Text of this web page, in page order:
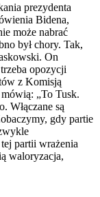
prezydenta
Bidena,
może nabrać
był chory. Tak,
On
opozycji
z Komisją
„To Tusk.
Włączane są
gdy partie
partii wrażenia
waloryzacja,